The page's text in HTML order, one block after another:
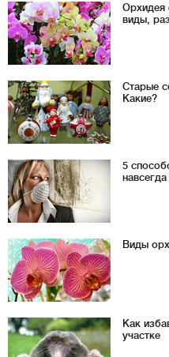
Орхидея
виды,
Старые
Какие?
5
навсегда
Виды
Как
участке